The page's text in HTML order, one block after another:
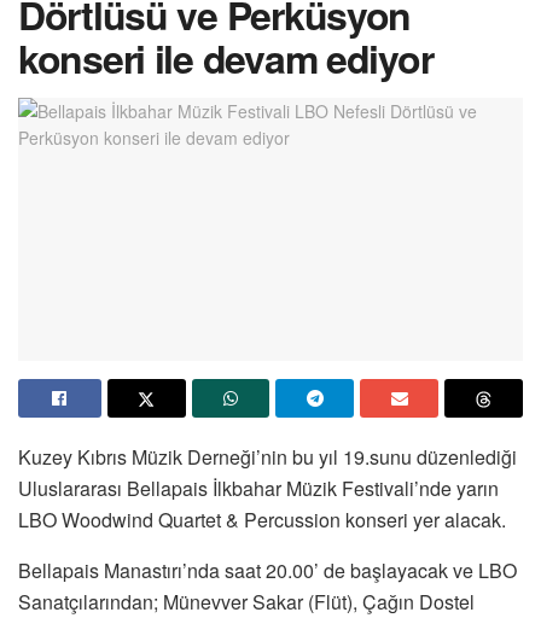
Dörtlüsü ve Perküsyon
konseri ile devam ediyor
Kuzey Kıbrıs Müzik Derneği’nin bu yıl 19.sunu düzenlediği
Uluslararası Bellapais İlkbahar Müzik Festivali’nde yarın
LBO Woodwind Quartet & Percussion konseri yer alacak.
Bellapais Manastırı’nda saat 20.00’ de başlayacak ve LBO
Sanatçılarından; Münevver Sakar (Flüt), Çağın Dostel